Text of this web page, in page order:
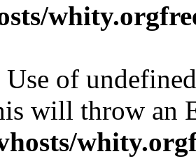
Use of
will throw an